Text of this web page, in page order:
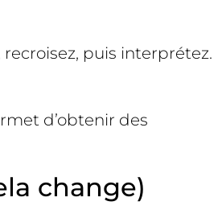
puis interprétez.
d’obtenir des
change)